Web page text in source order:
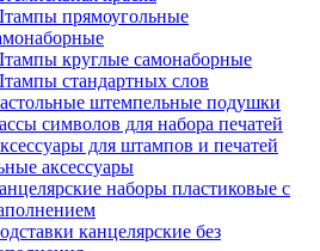
прямоугольные
круглые самонаборные
стандартных слов
штемпельные подушки
символов для набора печатей
для штампов и печатей
аксессуары
наборы пластиковые с
канцелярские без